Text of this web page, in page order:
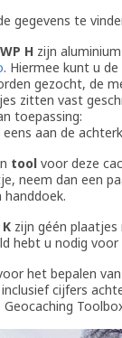
gegevens te
WP H zijn
. Hiermee kunt u
gezocht, de
zitten vast
toepassing:
eens aan de
tool voor deze
neem dan een
handdoek.
zijn géén
hebt u nodig voor
het bepalen
cijfers